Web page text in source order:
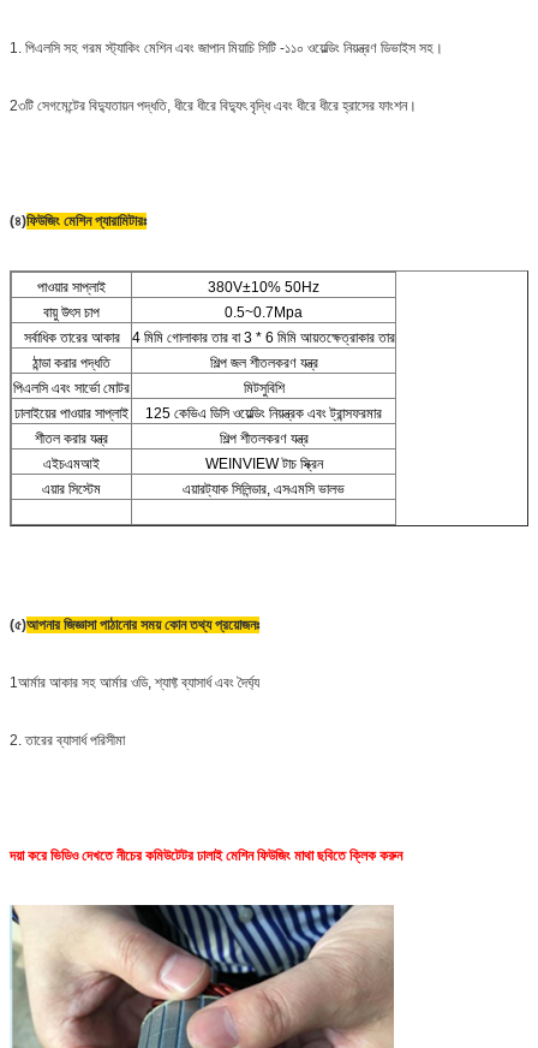
1. পিএলসি সহ গরম স্ট্যাকিং মেশিন এবং জাপান মিয়াচি সিটি -১১০ ওয়েল্ডিং নিয়ন্ত্রণ ডিভাইস সহ।
2৩টি সেগমেন্টের বিদ্যুতায়ন পদ্ধতি, ধীরে ধীরে বিদ্যুৎ বৃদ্ধি এবং ধীরে ধীরে হ্রাসের ফাংশন।
(৪)ফিউজিং মেশিন প্যারামিটারঃ
পাওয়ার সাপ্লাই
380V±10% 50Hz
বায়ু উৎস চাপ
0.5~0.7Mpa
সর্বাধিক তারের আকার
4 মিমি গোলাকার তার বা 3 * 6 মিমি আয়তক্ষেত্রাকার তার
ঠান্ডা করার পদ্ধতি
শিল্প জল শীতলকরণ যন্ত্র
পিএলসি এবং সার্ভো মোটর
মিটসুবিশি
ঢালাইয়ের পাওয়ার সাপ্লাই
125 কেভিএ ডিসি ওয়েল্ডিং নিয়ন্ত্রক এবং ট্রান্সফরমার
শীতল করার যন্ত্র
শিল্প শীতলকরণ যন্ত্র
এইচএমআই
WEINVIEW টাচ স্ক্রিন
এয়ার সিস্টেম
এয়ারট্যাক সিলিন্ডার, এসএমসি ভালভ
(৫)আপনার জিজ্ঞাসা পাঠানোর সময় কোন তথ্য প্রয়োজনঃ
1আর্মার আকার সহ আর্মার ওডি, শ্যাফ্ট ব্যাসার্ধ এবং দৈর্ঘ্য
2. তারের ব্যাসার্ধ পরিসীমা
দয়া করে ভিডিও দেখতে নীচের কমিউটেটর ঢালাই মেশিন ফিউজিং মাথা ছবিতে ক্লিক করুন